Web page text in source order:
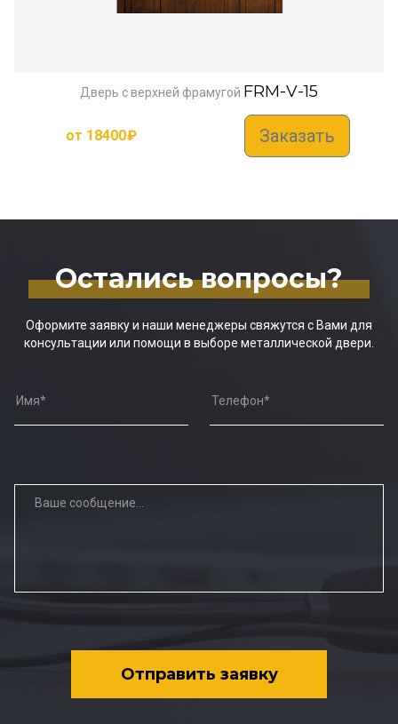
Дверь с верхней фрамугой FRM-V-15
от 18400₽ Заказать
Остались вопросы?
Оформите заявку и наши менеджеры свяжутся с Вами для
консультации или помощи в выборе металлической двери.
Отправить заявку